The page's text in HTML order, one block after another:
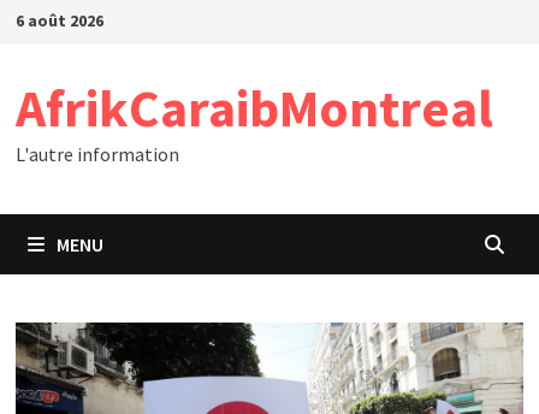
Passer
6 août 2026
AfrikCaraibMontreal
L'autre information
MENU